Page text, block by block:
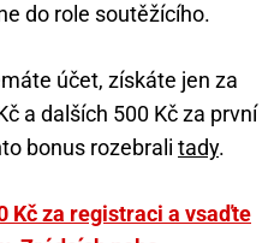
do role soutěžícího.
účet, získáte jen za
a dalších 500 Kč za první
bonus rozebrali tady.
Kč za registraci a vsaďte